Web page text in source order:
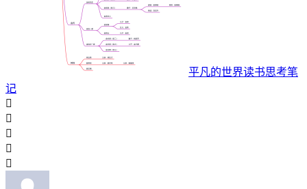
平凡的世界读书思考笔
记




